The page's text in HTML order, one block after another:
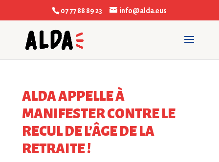
07 77 88 89 23 info@alda.eus
ALDA APPELLE À
MANIFESTER CONTRE LE
RECUL DE L’ÂGE DE LA
RETRAITE !